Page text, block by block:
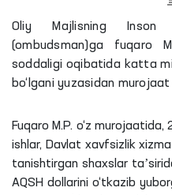
Oliy Majlisning Inson
(ombudsman)ga fuqaro
soddaligi oqibatida katta
bo‘lgani yuzasidan murojaat
Fuqaro M.P. o‘z murojaatida,
ishlar, Davlat xavfsizlik
tanishtirgan shaxslar
AQSH dollarini o‘tkazib